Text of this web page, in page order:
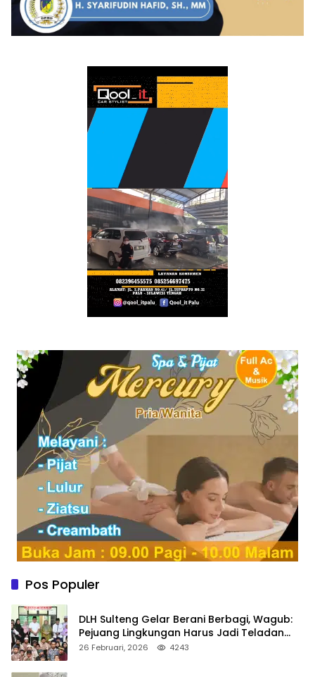
Pos Populer
DLH Sulteng Gelar Berani Berbagi, Wagub:
Pejuang Lingkungan Harus Jadi Teladan
Kepedulian
26 Februari, 2026 4243